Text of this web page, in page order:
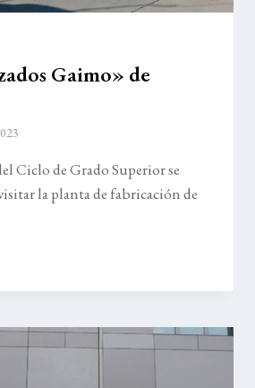
Gaimo» de
Ciclo de Grado Superior se
la planta de fabricación de